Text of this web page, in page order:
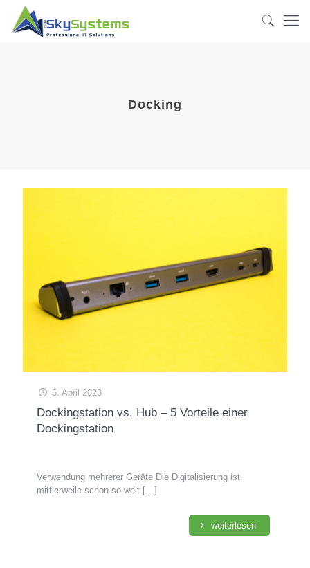
Docking
5. April 2023
Dockingstation vs. Hub – 5 Vorteile einer
Dockingstation
Verwendung mehrerer Geräte Die Digitalisierung ist
mittlerweile schon so weit […]
weiterlesen